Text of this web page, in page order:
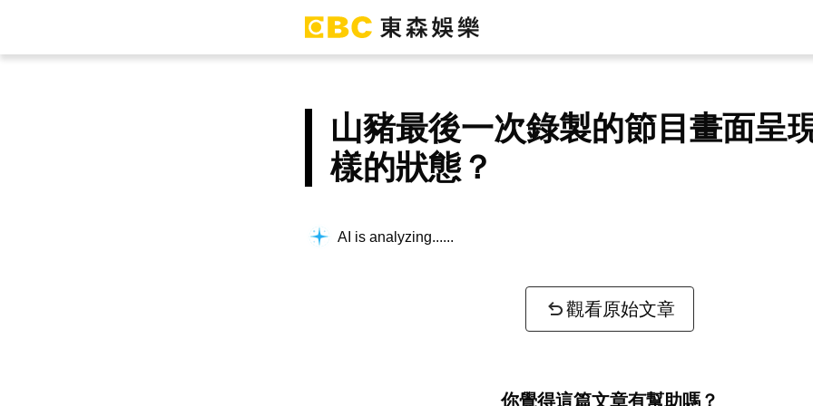
山豬最後一次錄製的節目畫面呈
樣的狀態？
AI is analyzing...
觀看原始文章
你覺得這篇文章有幫助嗎？